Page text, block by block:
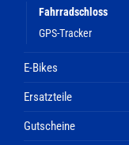
Fahrradschloss
GPS-Tracker
E-Bikes
Ersatzteile
Gutscheine